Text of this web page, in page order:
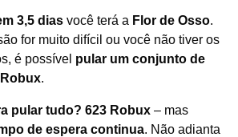
3,5 dias você terá a Flor de Osso.
for muito difícil ou você não tiver os
é possível pular um conjunto de
.
pular tudo? 623 Robux – mas
de espera continua. Não adianta